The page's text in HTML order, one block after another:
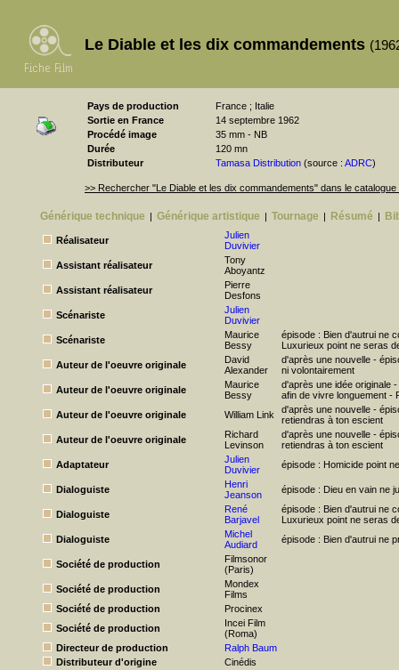
Le Diable et les dix commandements
Pays de production
France ; Italie
Sortie en France
14 septembre 1962
Procédé image
35 mm - NB
Durée
120 mn
Distributeur
Tamasa Distribution (source : ADRC)
>> Rechercher "Le Diable et les dix commandements" dans le
Générique technique | Générique artistique | Tournage | Résumé |
Réalisateur
Julien
Duvivier
Assistant réalisateur
Tony
Aboyantz
Assistant réalisateur
Pierre
Desfons
Scénariste
Julien
Duvivier
Scénariste
Maurice
Bessy
épisode : Bien d'autrui ne
Luxurieux point ne seras
Auteur de l'oeuvre originale
David
Alexander
d'après une nouvelle -
ni volontairement
Auteur de l'oeuvre originale
Maurice
Bessy
d'après une idée originale
afin de vivre longuement -
Auteur de l'oeuvre originale
William Link
d'après une nouvelle -
retiendras à ton escient
Auteur de l'oeuvre originale
Richard
Levinson
d'après une nouvelle -
retiendras à ton escient
Adaptateur
Julien
Duvivier
épisode : Homicide point
Dialoguiste
Henri
Jeanson
épisode : Dieu en vain ne
Dialoguiste
René
Barjavel
épisode : Bien d'autrui ne
Luxurieux point ne seras
Dialoguiste
Michel
Audiard
épisode : Bien d'autrui ne
Société de production
Filmsonor
(Paris)
Société de production
Mondex
Films
Société de production
Procinex
Société de production
Incei Film
(Roma)
Directeur de production
Ralph Baum
Distributeur d'origine
Cinédis